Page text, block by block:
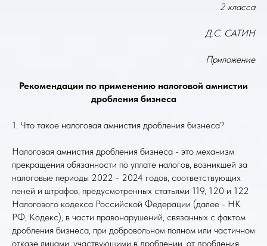
2 класса
Д.С. САТИН
Приложение
Рекомендации по применению налоговой амнистии
дробления бизнеса
1. Что такое налоговая амнистия дробления бизнеса?
Налоговая амнистия дробления бизнеса - это механизм
прекращения обязанности по уплате налогов, возникшей за
налоговые периоды 2022 - 2024 годов, соответствующих
пеней и штрафов, предусмотренных статьями 119, 120 и 122
Налогового кодекса Российской Федерации (далее - НК
РФ, Кодекс), в части правонарушений, связанных с фактом
дробления бизнеса, при добровольном полном или частичном
отказе лицами, участвующими в дроблении, от дробления